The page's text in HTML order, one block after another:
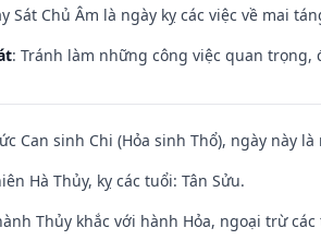
Sát Chủ Âm là ngày kỵ các việc về mai
: Tránh làm những công việc quan
Can sinh Chi (Hỏa sinh Thổ), ngày này
Hà Thủy, kỵ các tuổi: Tân Sửu.
Thủy khắc với hành Hỏa, ngoại trừ